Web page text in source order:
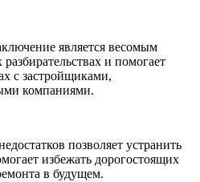
является весомым
и помогает
с застройщиками,
компаниями.
позволяет устранить
избежать дорогостоящих
в будущем.